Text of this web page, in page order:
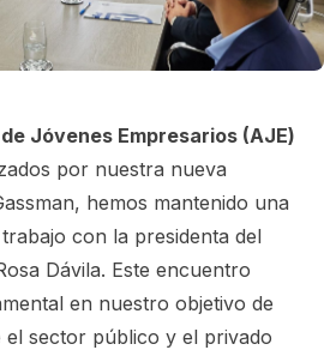
Jóvenes Empresarios (AJE)
por nuestra nueva
hemos mantenido una
con la presidenta del
Dávila. Este encuentro
en nuestro objetivo de
sector público y el privado